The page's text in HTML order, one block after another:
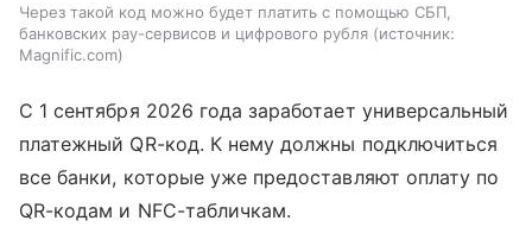
Через такой код можно будет платить с помощью СБП,
банковских pay-сервисов и цифрового рубля
источник:
Magnific.com
С 1 сентября 2026 года заработает универсальный
платежный QR-код. К нему должны подключиться
все банки, которые уже предоставляют оплату по
QR-кодам и NFC-табличкам.